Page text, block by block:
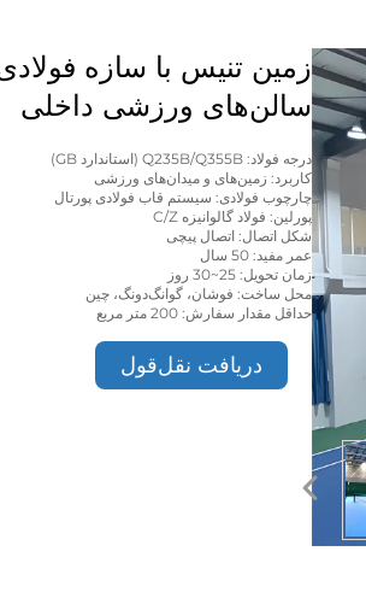
زمین تنیس با سازه
سالن‌های ورزشی داخلی
درجه فولاد: Q235B/Q355B (استاندارد GB)
کاربرد: زمین‌های و میدان‌های ورزشی
چارچوب فولادی: سیستم قاب فولادی پورتال
پورلین: فولاد گالوانیزه C/Z
شکل اتصال: اتصال پیچی
عمر مفید: 50 سال
زمان تحویل: 25~30 روز
محل ساخت: فوشان، گوانگ‌دونگ، چین
حداقل مقدار سفارش: 200 متر مربع
دریافت نقل‌قول